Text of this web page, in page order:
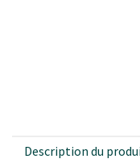
Description du